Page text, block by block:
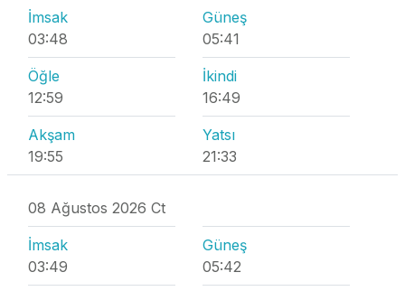
İmsak
03:48
Güneş
05:41
Öğle
12:59
İkindi
16:49
Akşam
19:55
Yatsı
21:33
08 Ağustos 2026 Ct
İmsak
03:49
Güneş
05:42